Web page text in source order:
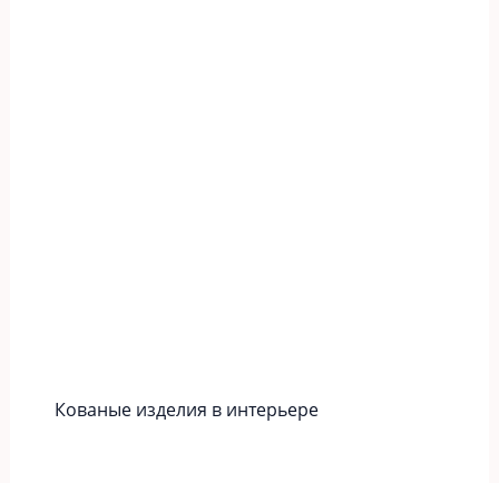
Кованые изделия в интерьере